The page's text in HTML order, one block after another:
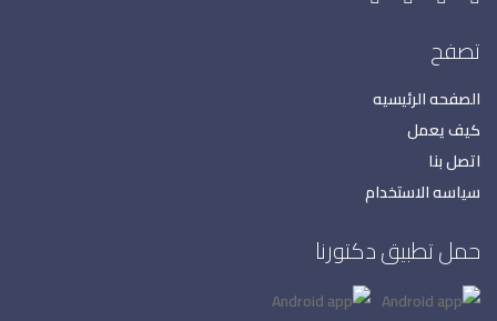
تصفح
الصفحه الرئيسيه
كيف يعمل
اتصل بنا
سياسه الاستخدام
حمل تطبيق دكتورنا